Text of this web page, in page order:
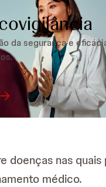
da segurança e
nas
médico.